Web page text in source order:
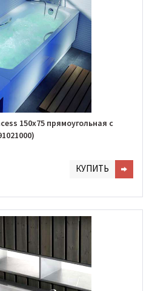
150x75 прямоугольная с
КУПИТЬ